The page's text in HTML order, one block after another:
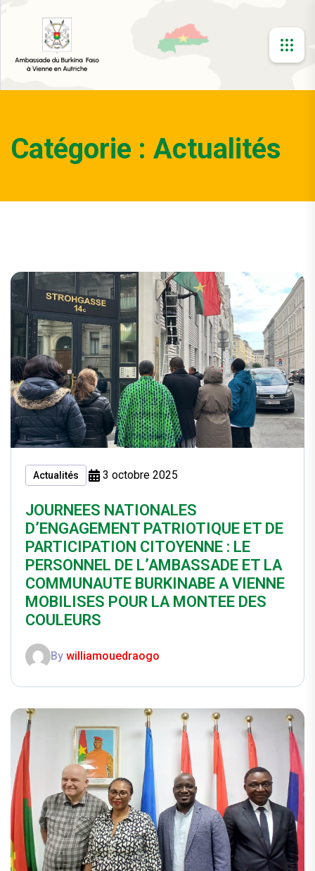
Catégorie : Actualités
Actualités 3 octobre 2025
JOURNEES NATIONALES
D’ENGAGEMENT PATRIOTIQUE ET DE
PARTICIPATION CITOYENNE : LE
PERSONNEL DE L’AMBASSADE ET LA
COMMUNAUTE BURKINABE A VIENNE
MOBILISES POUR LA MONTEE DES
COULEURS
By williamouedraogo